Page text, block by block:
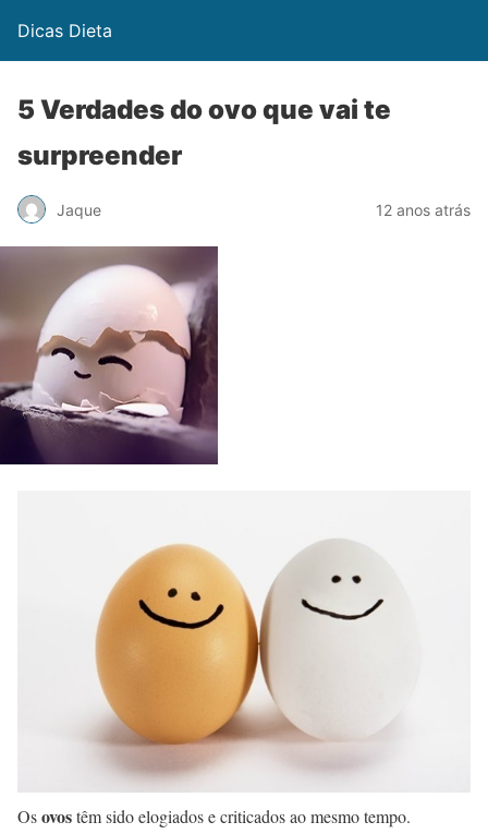
Dicas Dieta
5 Verdades do ovo que vai te
surpreender
Jaque 12 anos atrás
Osovostêm sido elogiados e criticados ao mesmo tempo.